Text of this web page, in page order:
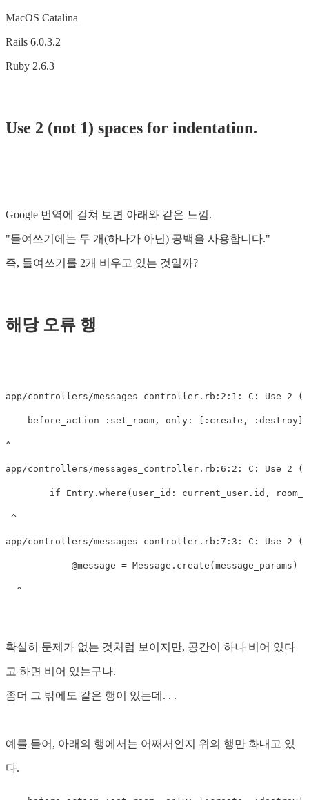
MacOS Catalina
Rails 6.0.3.2
Ruby 2.6.3
Use 2 (not 1) spaces for indentation.
Google 번역에 걸쳐 보면 아래와 같은 느낌.
"들여쓰기에는 두 개(하나가 아닌) 공백을 사용합니다."
즉, 들여쓰기를 2개 비우고 있는 것일까?
해당 오류 행
app/controllers/messages_controller.rb:2:1: C: Use 2
    before_action :set_room, only: [:create, :destroy]
^
app/controllers/messages_controller.rb:6:2: C: Use 2
if Entry.where(user_id: current_user.id,
^
app/controllers/messages_controller.rb:7:3: C: Use 2
            @message = Message.create(message_params)
확실히 문제가 없는 것처럼 보이지만, 공간이 하나 비어 있다
고 하면 비어 있는구나.
좀더 그 밖에도 같은 행이 있는데. . .
예를 들어, 아래의 행에서는 어째서인지 위의 행만 화내고 있
다.